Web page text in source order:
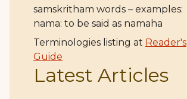
samskritham words – examples:
nama: to be said as namaha
Terminologies listing at Reader's
Guide
Latest Articles